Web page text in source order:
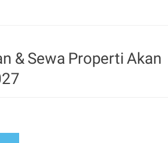
& Sewa Properti Akan